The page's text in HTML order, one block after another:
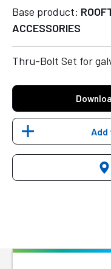
Base product:
ACCESSORIES
Thru-Bolt Set for